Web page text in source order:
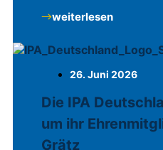
weiterlesen
26. Juni 2026
Die IPA
um ihr
Grätz